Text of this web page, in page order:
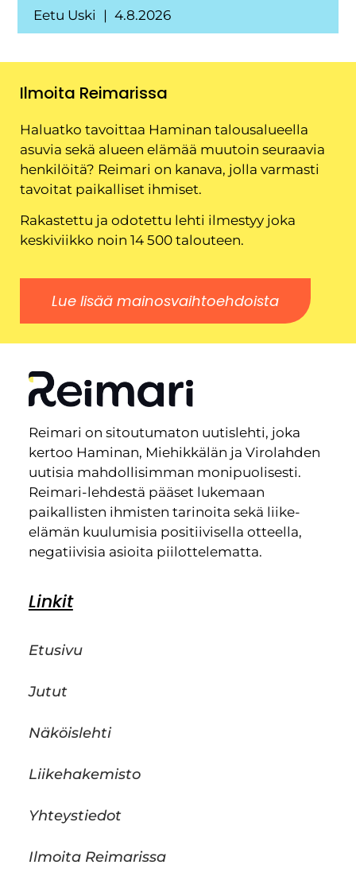
Eetu Uski 4.8.2026
Ilmoita Reimarissa
Haluatko tavoittaa Haminan talousalueella
asuvia sekä alueen elämää muutoin seuraavia
henkilöitä? Reimari on kanava, jolla varmasti
tavoitat paikalliset ihmiset.
Rakastettu ja odotettu lehti ilmestyy joka
keskiviikko noin 14 500 talouteen.
Lue lisää mainosvaihtoehdoista
Reimari on sitoutumaton uutislehti, joka
kertoo Haminan, Miehikkälän ja Virolahden
uutisia mahdollisimman monipuolisesti.
Reimari-lehdestä pääset lukemaan
paikallisten ihmisten tarinoita sekä liike-
elämän kuulumisia positiivisella otteella,
negatiivisia asioita piilottelematta.
Linkit
Etusivu
Jutut
Näköislehti
Liikehakemisto
Yhteystiedot
Ilmoita Reimarissa